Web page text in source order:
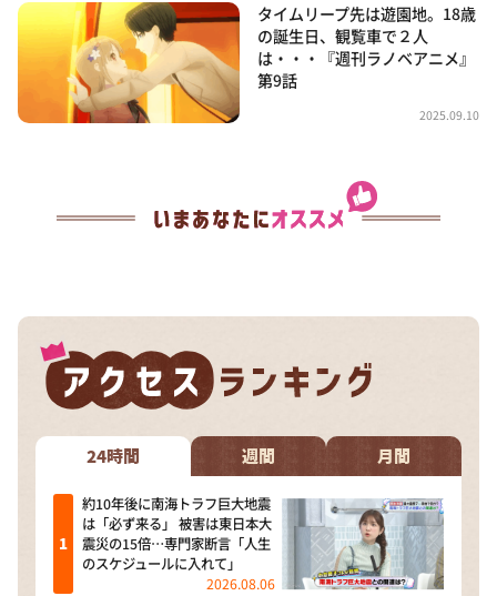
タイムリープ先は遊園地。18歳
の誕生日、観覧車で２人
は・・・『週刊ラノベアニメ』
第9話
2025.09.10
24時間 週間 月間
約10年後に南海トラフ巨大地震
は「必ず来る」 被害は東日本大
震災の15倍…専門家断言「人生
のスケジュールに入れて」
2026.08.06